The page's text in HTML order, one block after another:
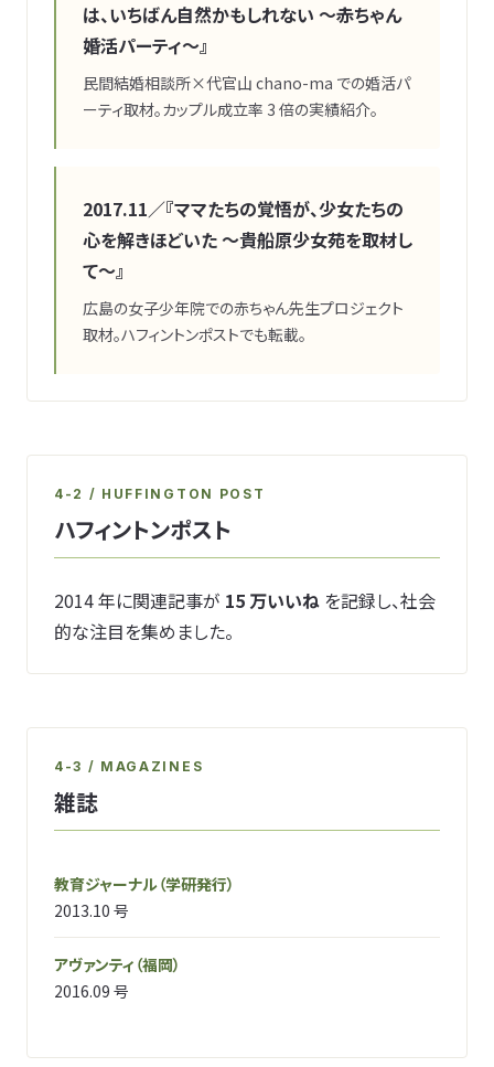
は、いちばん自然かもしれない 〜赤ちゃん
婚活パーティ〜』
民間結婚相談所×代官山 chano-ma での婚活パ
ーティ取材。カップル成立率 3 倍の実績紹介。
2017.11／『ママたちの覚悟が、少女たちの
心を解きほどいた 〜貴船原少女苑を取材し
て〜』
広島の女子少年院での赤ちゃん先生プロジェクト
取材。ハフィントンポストでも転載。
4-2 / HUFFINGTON POST
ハフィントンポスト
2014 年に関連記事が 15 万いいね を記録し、社会
的な注目を集めました。
4-3 / MAGAZINES
雑誌
教育ジャーナル（学研発行）
2013.10 号
アヴァンティ （福岡）
2016.09 号